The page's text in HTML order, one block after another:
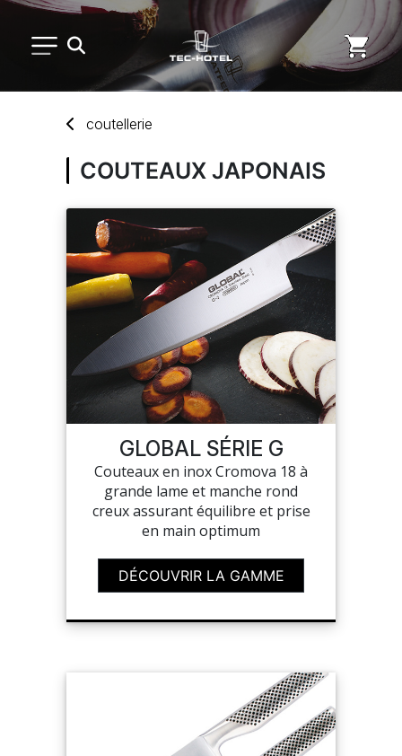
ARTS DE LA TABLE
USAGE UNIQUE
DISTRIBUTION DE REPAS
NOUVEAUTÉS
MON COMPTE
MES LISTES
coutellerie
COUTEAUX JAPONAIS
GLOBAL SÉRIE G
Couteaux en inox Cromova 18 à
grande lame et manche rond
creux assurant équilibre et prise
en main optimum
DÉCOUVRIR LA GAMME